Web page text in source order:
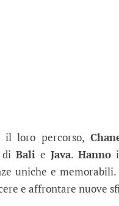
il loro percorso,
diBali e Java. Hanno
uniche e
e affrontare nuove